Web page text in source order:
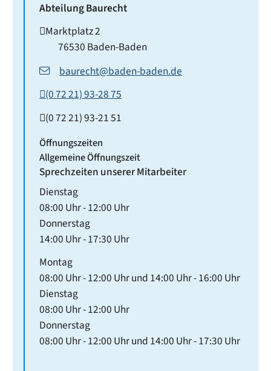
Abteilung Baurecht
Marktplatz 2
76530 Baden-Baden
baurecht@baden-baden.de
(07221) 93-2875
(07221) 93-2151
Öffnungszeiten
Allgemeine Öffnungszeit
Sprechzeiten unserer Mitarbeiter
Dienstag
08:00 Uhr-12:00 Uhr
Donnerstag
14:00 Uhr-17:30 Uhr
Montag
08:00 Uhr-12:00 Uhrund 14:00 Uhr-16:00 Uhr
Dienstag
08:00 Uhr-12:00 Uhr
Donnerstag
08:00 Uhr-12:00 Uhrund 14:00 Uhr-17:30 Uhr